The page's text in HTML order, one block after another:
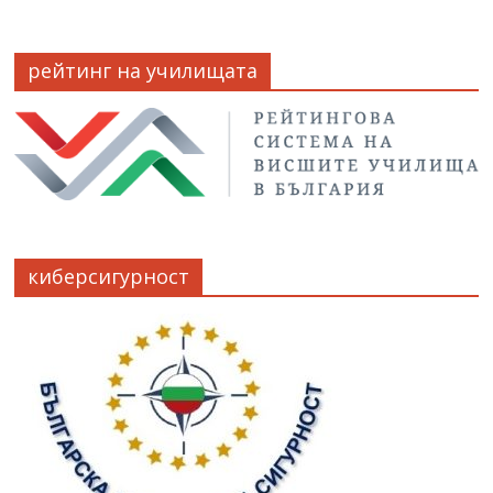
рейтинг на училищата
киберсигурност